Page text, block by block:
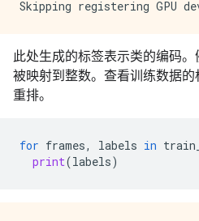
此处生成的标签表示类的编码。
被映射到整数。查看训练数据
重排。
for frames, labels in
print(labels)